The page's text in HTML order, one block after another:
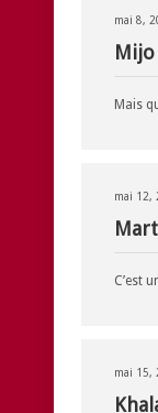
mai 8,
Mijo
Mais
mai 12,
C’est
mai 15,